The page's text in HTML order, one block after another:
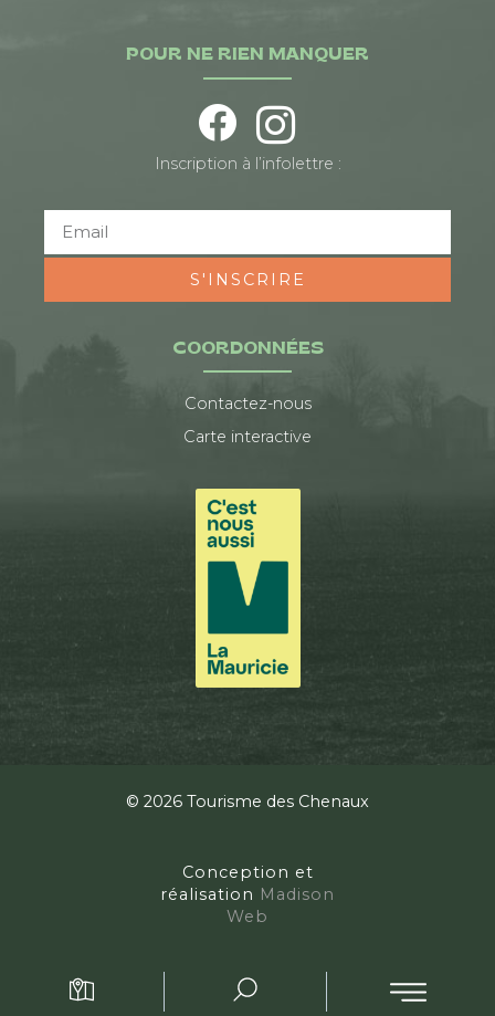
COORDONNÉES
Contactez-nous
Carte interactive
POUR NE RIEN MANQUER
Inscription à l’infolettre :
S'INSCRIRE
© 2026 Tourisme des Chenaux
Conception et
réalisation Madison
Web